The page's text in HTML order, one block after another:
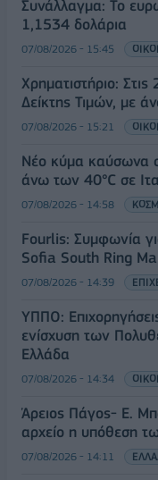
Συνάλλαγμα: Το
1,1534 δολάρια
07/08/2026 - 15:45
Χρηματιστήριο:
Δείκτης Τιμών, με
07/08/2026 - 15:21
Νέο κύμα καύσωνα
άνω των 40°C σε
07/08/2026 - 14:58
Fourlis: Συμφωνία
Sofia South Ring
07/08/2026 - 14:39
ΥΠΠΟ:
ενίσχυση των
Ελλάδα
07/08/2026 - 14:34
Άρειος Πάγος- Ε.
αρχείο η υπόθεση
07/08/2026 - 14:11